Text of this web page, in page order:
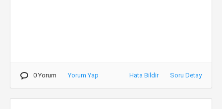
0 Yorum Yorum Yap Hata Bildir Soru Detay